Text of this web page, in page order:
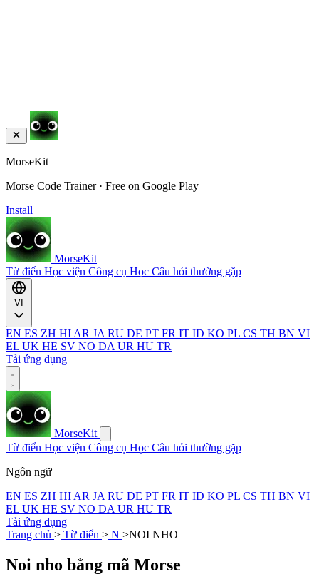
MorseKit
Morse Code Trainer · Free on Google Play
Install
MorseKit
Từ điển Học viện Công cụ Học Câu hỏi thường gặp
EN ES ZH HI AR JA RU DE PT FR IT ID KO PL CS TH BN VI
EL UK HE SV NO DA UR HU TR
Tải ứng dụng
MorseKit
Từ điển Học viện Công cụ Học Câu hỏi thường gặp
Ngôn ngữ
EN ES ZH HI AR JA RU DE PT FR IT ID KO PL CS TH BN VI
EL UK HE SV NO DA UR HU TR
Tải ứng dụng
Trang chủ > Từ điển > N >NOI NHO
Noi nho bằng mã Morse